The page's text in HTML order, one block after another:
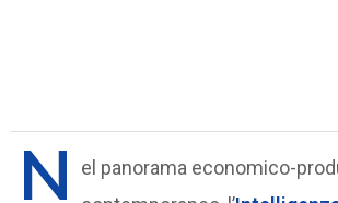
N
el panorama economico-